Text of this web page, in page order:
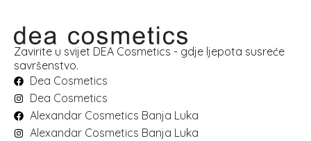
Zavirite u svijet DEA Cosmetics - gdje ljepota susreće
savršenstvo.
Dea Cosmetics
Dea Cosmetics
Alexandar Cosmetics Banja Luka
Alexandar Cosmetics Banja Luka